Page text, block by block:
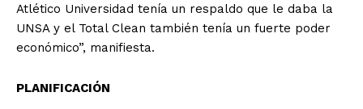
Atlético Universidad tenía un respaldo que le daba la
UNSA y el Total Clean también tenía un fuerte poder
económico”, manifiesta.
PLANIFICACIÓN